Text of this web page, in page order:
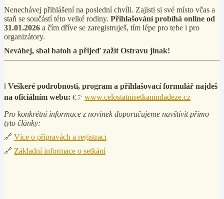
Nenechávej přihlášení na poslední chvíli. Zajisti si své místo včas a
staň se součástí této velké rodiny. Přihlašování probíhá online od
31.01.2026 a čím dříve se zaregistruješ, tím lépe pro tebe i pro
organizátory.
Neváhej, sbal batoh a přijeď zažít Ostravu jinak!
ℹ️ Veškeré podrobnosti, program a přihlašovací formulář najdeš
na oficiálním webu: 👉 www.celostatnisetkanimladeze.cz
Pro konkrétní informace z novinek doporučujeme navštívit přímo
tyto články:
🔗 Více o přípravách a registraci
🔗 Základní informace o setkání